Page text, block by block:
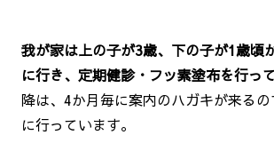
我が家は上の子が3歳、下の子が1歳頃
に行き、定期健診・フッ素塗布を行っ
降は、4か月毎に案内のハガキが来る
に行っています。